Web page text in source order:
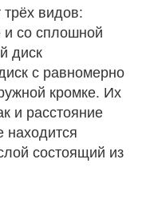
видов:
и со сплошной
диск
с равномерно
кромке. Их
и расстояние
состоящий из